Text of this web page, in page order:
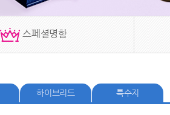
스페셜명함
하이브리드 특수지